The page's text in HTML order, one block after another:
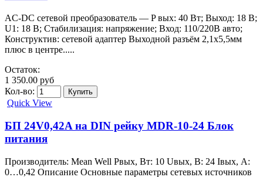
AC-DC сетевой преобразователь — P вых: 40 Вт; Выход: 18 В;
U1: 18 В; Стабилизация: напряжение; Вход: 110/220В авто;
Конструктив: сетевой адаптер Выходной разъём 2,1х5,5мм
плюс в центре.....
Остаток:
1 350.00 руб
Кол-во:
Quick View
БП 24V0,42A на DIN рейку MDR-10-24 Блок
питания
Производитель: Mean Well Pвых, Вт: 10 Uвых, В: 24 Iвых, А:
0…0,42 Описание Основные параметры сетевых источников